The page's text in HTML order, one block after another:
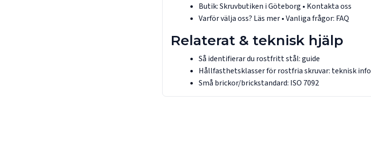
Butik:Skruvbutiken i Göteborg • Kontakta oss
Varför välja oss? Läs mer• Vanliga frågor: FAQ
Relaterat & teknisk hjälp
Så identifierar du rostfritt stål:guide
Hållfasthetsklasser för rostfria skruvar: teknisk info
Små brickor/brickstandard: ISO 7092